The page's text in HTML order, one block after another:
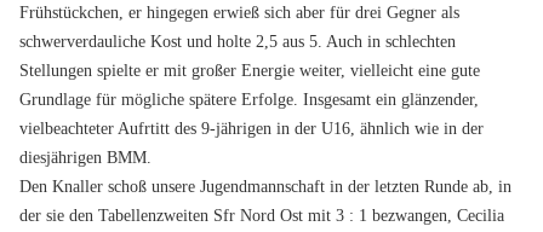
Frühstückchen, er hingegen erwieß sich aber für drei Gegner als
schwerverdauliche Kost und holte 2,5 aus 5. Auch in schlechten
Stellungen spielte er mit großer Energie weiter, vielleicht eine gute
Grundlage für mögliche spätere Erfolge. Insgesamt ein glänzender,
vielbeachteter Aufrtitt des 9-jährigen in der U16, ähnlich wie in der
diesjährigen BMM.
Den Knaller schoß unsere Jugendmannschaft in der letzten Runde ab, in
der sie den Tabellenzweiten Sfr Nord Ost mit 3 : 1 bezwangen, Cecilia